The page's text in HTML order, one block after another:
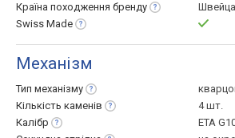
Країна походження бренду
Swiss Made
Механізм
Тип механізму
Кількість каменів
4 шт.
Калібр
ETA